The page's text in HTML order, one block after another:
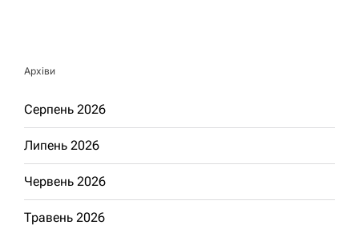
Архіви
Серпень 2026
Липень 2026
Червень 2026
Травень 2026